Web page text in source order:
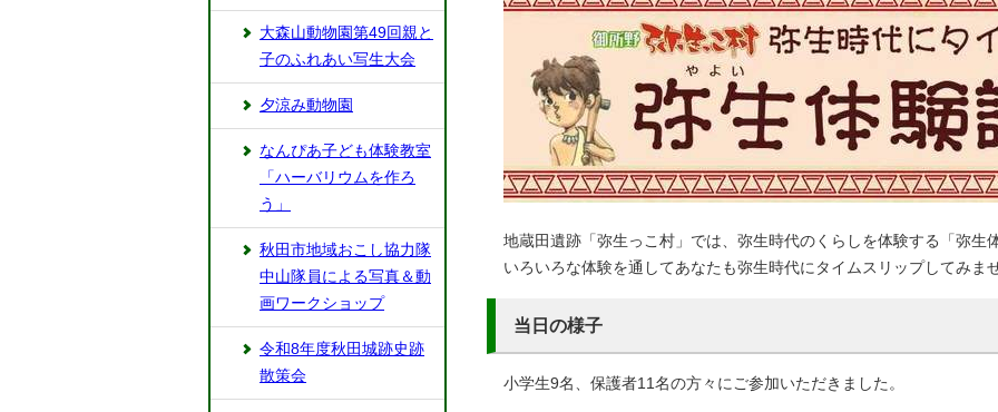
地蔵田遺跡「弥生っこ村」では、弥生時代のくらしを体験する「弥生
いろいろな体験を通してあなたも弥生時代にタイムスリップしてみま
当日の様子
小学生9名、保護者11名の方々にご参加いただきました。
大森山動物園第49回親と
子のふれあい写生大会
夕涼み動物園
なんぴあ子ども体験教室
「ハーバリウムを作ろ
う」
秋田市地域おこし協力隊
中山隊員による写真＆動
画ワークショップ
令和8年度秋田城跡史跡
散策会